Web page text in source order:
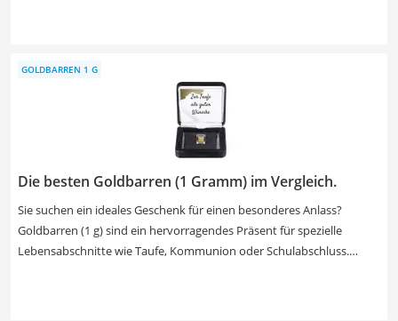
einem umfassenden Schutz, um Ihr Fahrzeug bestmöglich zu
Die besten Goldbarren (1 Gramm) im Vergleich.
Sie suchen ein ideales Geschenk für einen besonderes Anlass?
Goldbarren (1 g) sind ein hervorragendes Präsent für spezielle
Lebensabschnitte wie Taufe, Kommunion oder Schulabschluss.
GOLDBARREN 1 G